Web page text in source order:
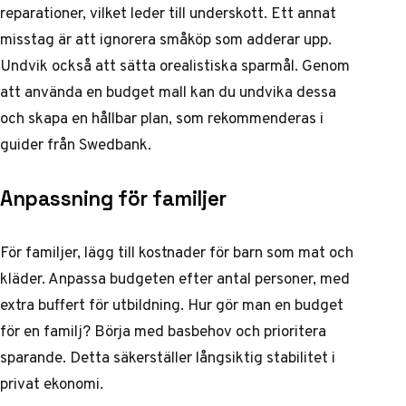
reparationer, vilket leder till underskott. Ett annat
misstag är att ignorera småköp som adderar upp.
Undvik också att sätta orealistiska sparmål. Genom
att använda en budget mall kan du undvika dessa
och skapa en hållbar plan, som rekommenderas i
guider frånSwedbank.
Anpassning för familjer
För familjer, lägg till kostnader för barn som mat och
kläder. Anpassa budgeten efter antal personer, med
extra buffert för utbildning. Hur gör man en budget
för en familj? Börja med basbehov och prioritera
sparande. Detta säkerställer långsiktig stabilitet i
privat ekonomi.